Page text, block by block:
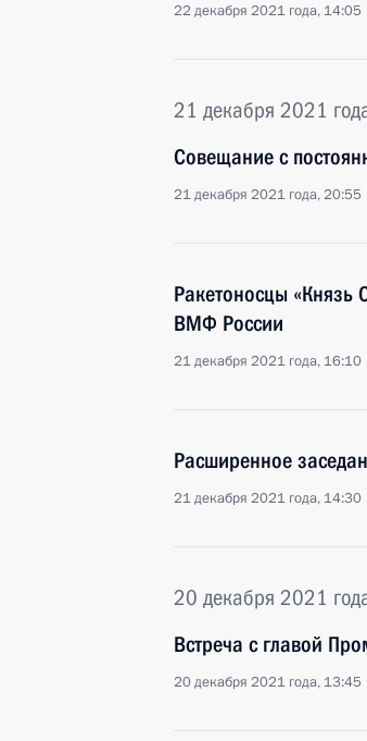
22 декабря 2021 года, 14:05
21 декабря 2021
Совещание с
21 декабря 2021 года, 20:55
Ракетоносцы «Князь
ВМФ России
21 декабря 2021 года, 16:10
Расширенное
21 декабря 2021 года, 14:30
20 декабря 2021
Встреча с главой
20 декабря 2021 года, 13:45